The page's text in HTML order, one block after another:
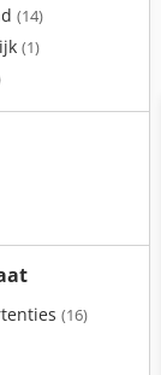
(14)
(1)
(16)